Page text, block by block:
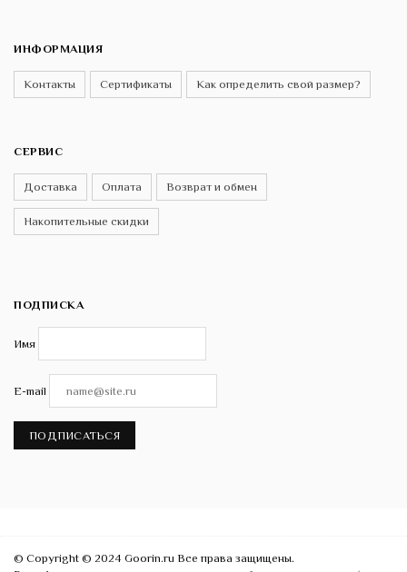
ИНФОРМАЦИЯ
Контакты Сертификаты Как определить свой размер?
СЕРВИС
Доставка Оплата Возврат и обмен
Накопительные скидки
ПОДПИСКА
Имя
E-mail
ПОДПИСАТЬСЯ
© Copyright © 2024 Goorin.ru Все права защищены.